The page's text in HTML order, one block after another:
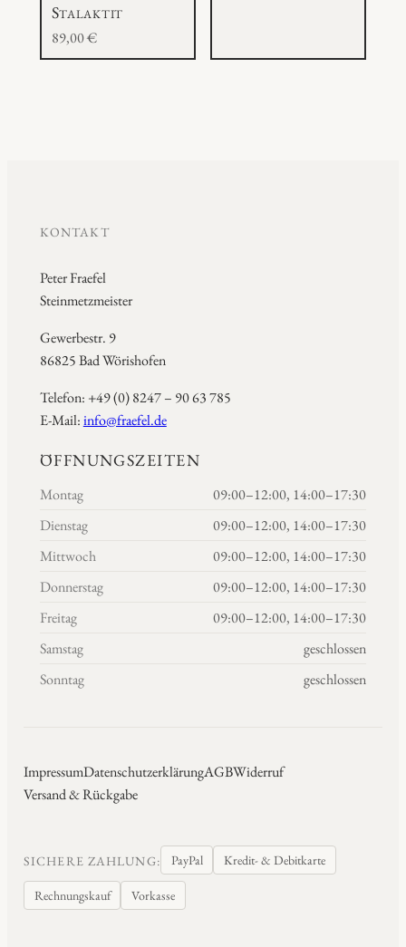
Stalaktit
89,00€
KONTAKT
Peter Fraefel
Steinmetzmeister
Gewerbestr. 9
86825 Bad Wörishofen
Telefon: +49 (0) 8247 – 90 63 785
E-Mail:info@fraefel.de
ÖFFNUNGSZEITEN
Montag
09:00–12:00, 14:00–17:30
Dienstag
09:00–12:00, 14:00–17:30
Mittwoch
09:00–12:00, 14:00–17:30
Donnerstag
09:00–12:00, 14:00–17:30
Freitag
09:00–12:00, 14:00–17:30
Samstag
geschlossen
Sonntag
geschlossen
ImpressumDatenschutzerklärungAGBWiderruf
Versand & Rückgabe
SICHERE ZAHLUNG: PayPal Kredit- & Debitkarte
Rechnungskauf Vorkasse